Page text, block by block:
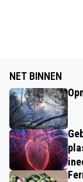
NET BINNEN